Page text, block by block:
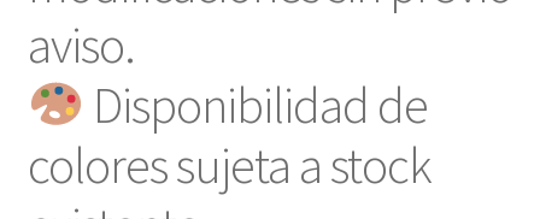
aviso.
Disponibilidad de
colores sujeta a stock